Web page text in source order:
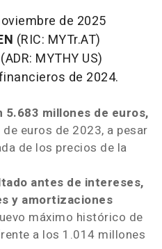
de 2025
(RIC: MYTr.AT)
MYTHY US)
de 2024.
millones de euros,
euros de 2023, a pesar
de los precios de la
antes de intereses,
y amortizaciones
máximo histórico de
a los 1.014 millones